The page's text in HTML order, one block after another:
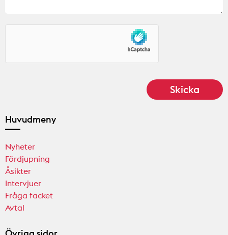
Huvudmeny
Nyheter
Fördjupning
Åsikter
Intervjuer
Fråga facket
Avtal